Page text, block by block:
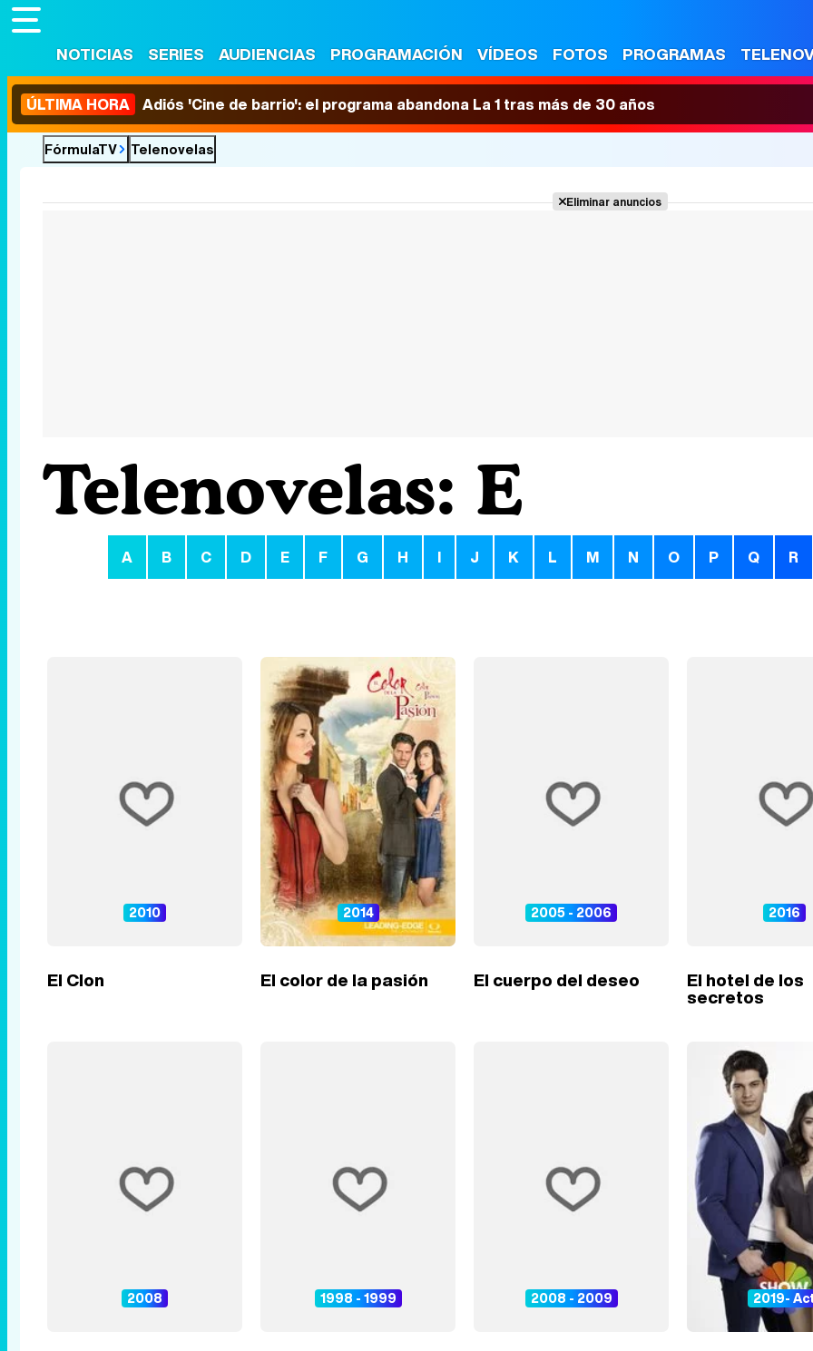
NOTICIAS SERIES AUDIENCIAS PROGRAMACIÓN VÍDEOS FOTOS PROGRAMAS
ÚLTIMA HORA Adiós 'Cine de barrio': el programa abandona La 1 tras más de 30 años
FórmulaTV Telenovelas
Eliminar anuncios
Telenovelas: E
A B C D E F G H I J K L M N O P Q R
2010
El Clon
2014
El color de la pasión
2005 - 2006
El cuerpo del deseo
2016
El hotel de los
secretos
2008 1998 - 1999 2008 - 2009 2019-